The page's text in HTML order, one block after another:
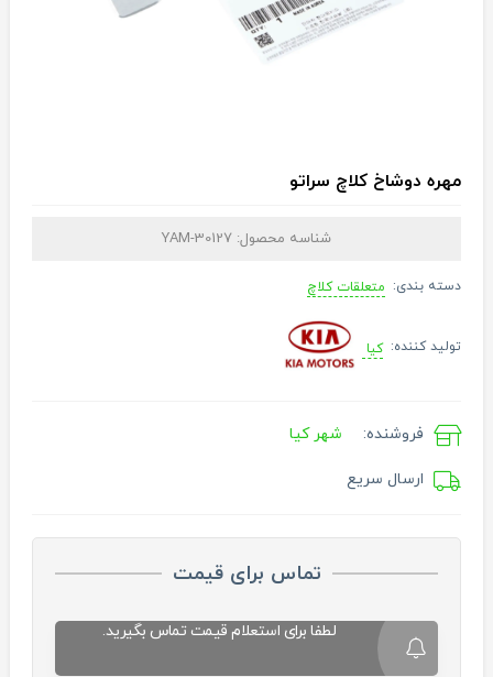
مهره دوشاخ کلاچ سراتو
شناسه محصول: YAM-30127
دسته بندی: متعلقات کلاچ
تولید کننده: کیا
فروشنده: شهر کیا
ارسال سریع
تماس برای قیمت
لطفا برای استعلام قیمت تماس بگیرید.